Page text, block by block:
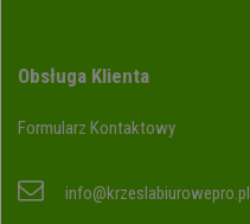
Obsługa Klienta
Formularz Kontaktowy
info@krzeslabiurowepro.pl